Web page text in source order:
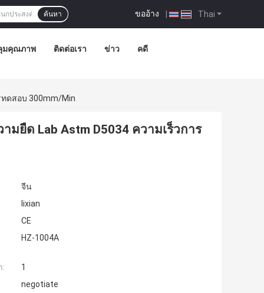
Thai
ขออ้าง |
ค้นหา
มคุณภาพ ติดต่อเรา ข่าว คดี
ทดสอบ 300mm/Min
มยืด Lab Astm D5034 ความเร็วการ
จีน
lixian
CE
HZ-1004A
:
1
negotiate